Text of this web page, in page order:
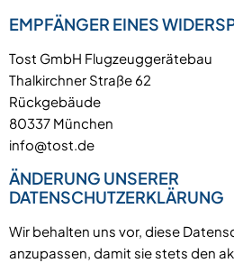
EMPFÄNGER EINES
Tost GmbH Flugzeuggerätebau
Thalkirchner Straße 62
Rückgebäude
80337 München
info@tost.de
ÄNDERUNG UNSERER
DATENSCHUTZERKLÄRUNG
Wir behalten uns vor, diese
anzupassen, damit sie stets den